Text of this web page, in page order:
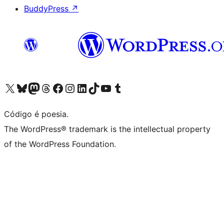
BuddyPress ↗
Visite a nossa conta X (antigo Twitter)
Visit our Bluesky account
Visit our Mastodon account
Visit our Threads account
Visite a nossa página do Facebook
Visite a nossa conta no Instagram
Visite a nossa conta no LinkedIn
Visit our TikTok account
Visit our YouTube channel
Visit our Tumblr account
Código é poesia.
The WordPress® trademark is the intellectual property
of the WordPress Foundation.